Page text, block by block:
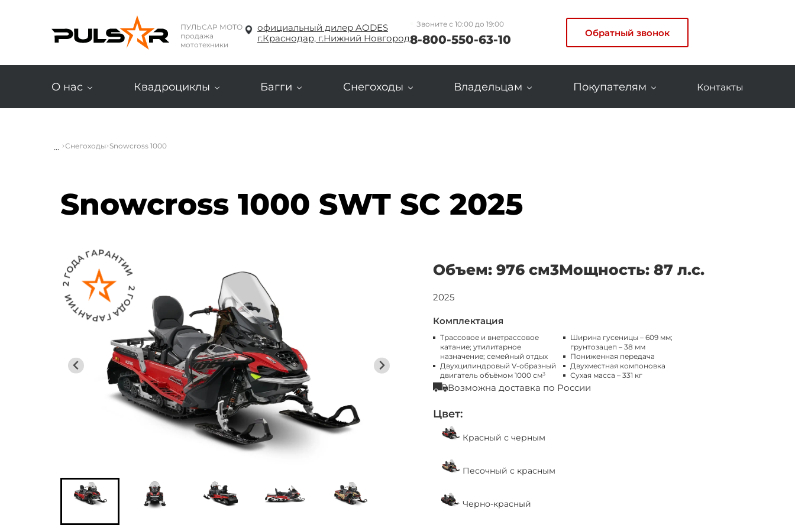
ПУЛЬСАР МОТО
продажа
мототехники
официальный дилер AODES
г.Краснодар, г.Нижний Новгород
Звоните с 10:00 до 19:00
8-800-550-63-10 Обратный звонок
О нас Квадроциклы Багги Снегоходы Владельцам Покупателям Контакты
... Снегоходы Snowcross 1000
Snowcross 1000 SWT SC 2025
Объем: 976 см3Мощность: 87 л.с.
2025
Комплектация
Трассовое и внетрассовое
катание; утилитарное
назначение; семейный отдых
Двухцилиндровый V-образный
двигатель объёмом 1000 см³
Ширина гусеницы – 609 мм;
грунтозацеп – 38 мм
Пониженная передача
Двухместная компоновка
Сухая масса – 331 кг
Возможна доставка по России
Цвет:
Красный с черным
Песочный с красным
Черно-красный